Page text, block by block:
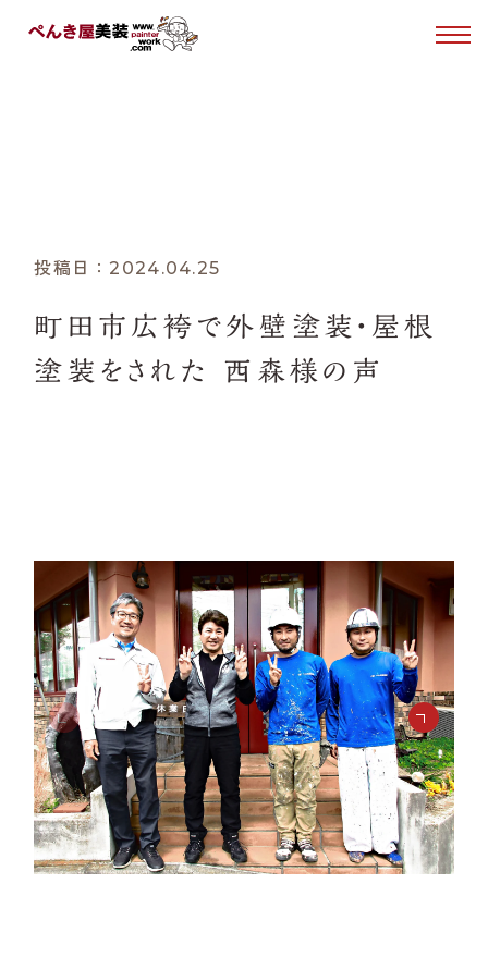
施工事例
お客様の声
まずは相談してみる
投稿日：2024.04.25
町田市広袴で外壁塗装・屋根
塗装をされた 西森様の声